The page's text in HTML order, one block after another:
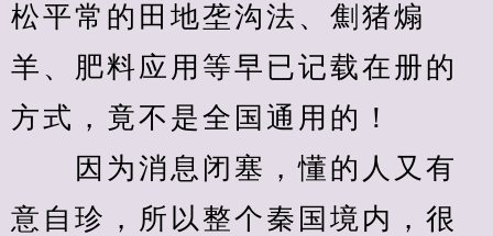
松平常的田地垄沟法、劁猪煽
羊、肥料应用等早已记载在册的
方式，竟不是全国通用的！
因为消息闭塞，懂的人又有
意自珍，所以整个秦国境内，很